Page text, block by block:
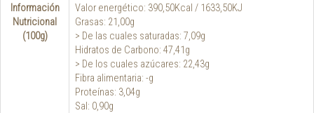
Información
Nutricional
(100g)
Valor energético: 390,50Kcal / 1633,50KJ
Grasas: 21,00g
> De las cuales saturadas: 7,09g
Hidratos de Carbono: 47,41g
> De los cuales azúcares: 22,43g
Fibra alimentaria: -g
Proteínas: 3,04g
Sal: 0,90g